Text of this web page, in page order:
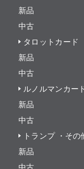
新品
中古
タロットカード
新品
中古
ルノルマンカー
新品
中古
トランプ ・その
新品